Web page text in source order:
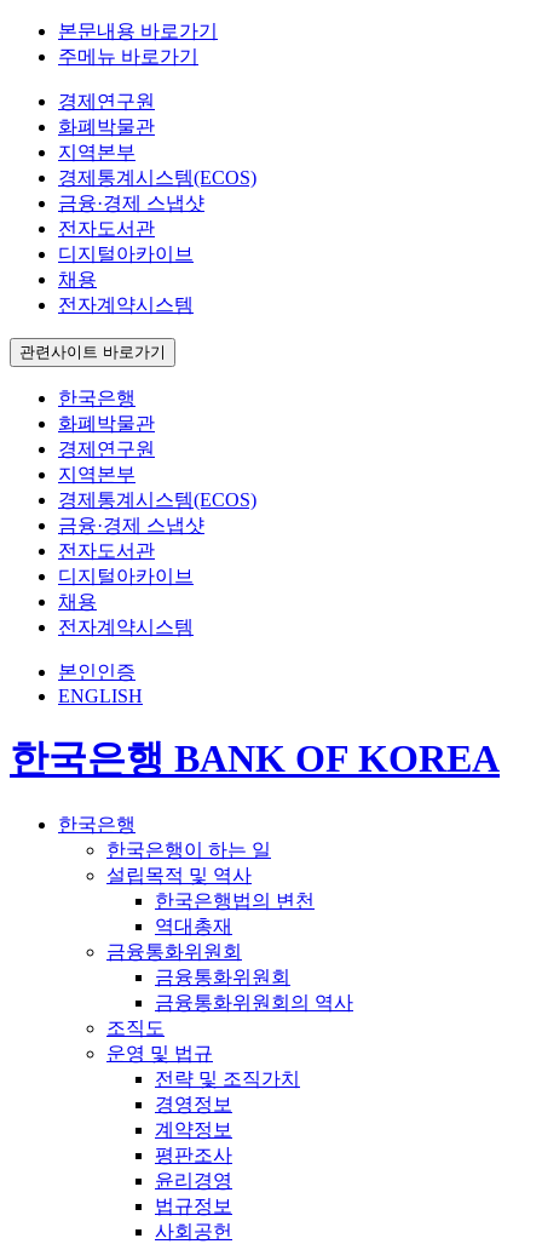
본문내용 바로가기
주메뉴 바로가기
경제연구원
화폐박물관
지역본부
경제통계시스템(ECOS)
금융·경제 스냅샷
전자도서관
디지털아카이브
채용
전자계약시스템
관련사이트 바로가기
한국은행
화폐박물관
경제연구원
지역본부
경제통계시스템(ECOS)
금융·경제 스냅샷
전자도서관
디지털아카이브
채용
전자계약시스템
본인인증
ENGLISH
한국은행 BANK OF KOREA
한국은행
한국은행이 하는 일
설립목적 및 역사
한국은행법의 변천
역대총재
금융통화위원회
금융통화위원회
금융통화위원회의 역사
조직도
운영 및 법규
전략 및 조직가치
경영정보
계약정보
평판조사
윤리경영
법규정보
사회공헌